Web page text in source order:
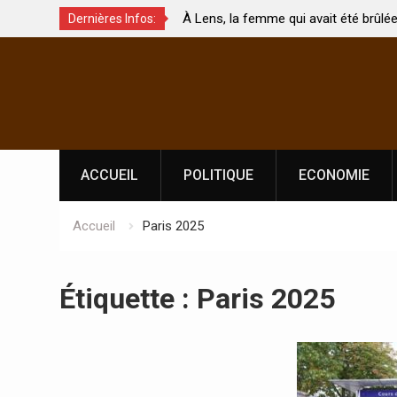
Dernières Infos:
touchés ?
À Lens, la femme qui avait été brûlée avec son
par son mari est morte
ACCUEIL POLITIQUE ECONOMIE
Accueil Paris 2025
Étiquette : Paris 2025